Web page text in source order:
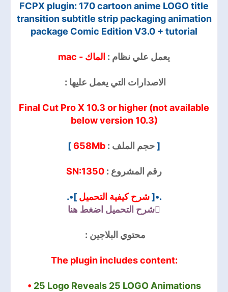
FCPX plugin: 170 cartoon anime LOGO title
transition subtitle strip packaging animation
package Comic Edition V3.0 + tutorial
يعمل علي نظام : الماك - mac
الاصدارات التي يعمل عليها :
Final Cut Pro X 10.3 or higher (not available
below version 10.3)
[حجم الملف : 658Mb
]
رقم المشروع : SN:1350
.•[شرح كيفية التحميل ]•.
شرح التحميل اضغط هنا
محتوي البلاجين :
The plugin includes content:
• 25 Logo Reveals 25 LOGO Animations